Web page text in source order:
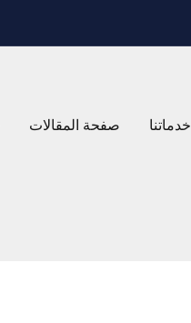
خدماتنا صفحة المقالات